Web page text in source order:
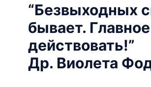
“Безвыходных
бывает.
действовать!”
Др. Виолета